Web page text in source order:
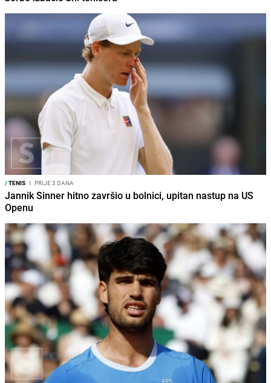
/TENIS I PRIJE 3 DANA
Jannik Sinner hitno završio u bolnici, upitan nastup na US
Openu